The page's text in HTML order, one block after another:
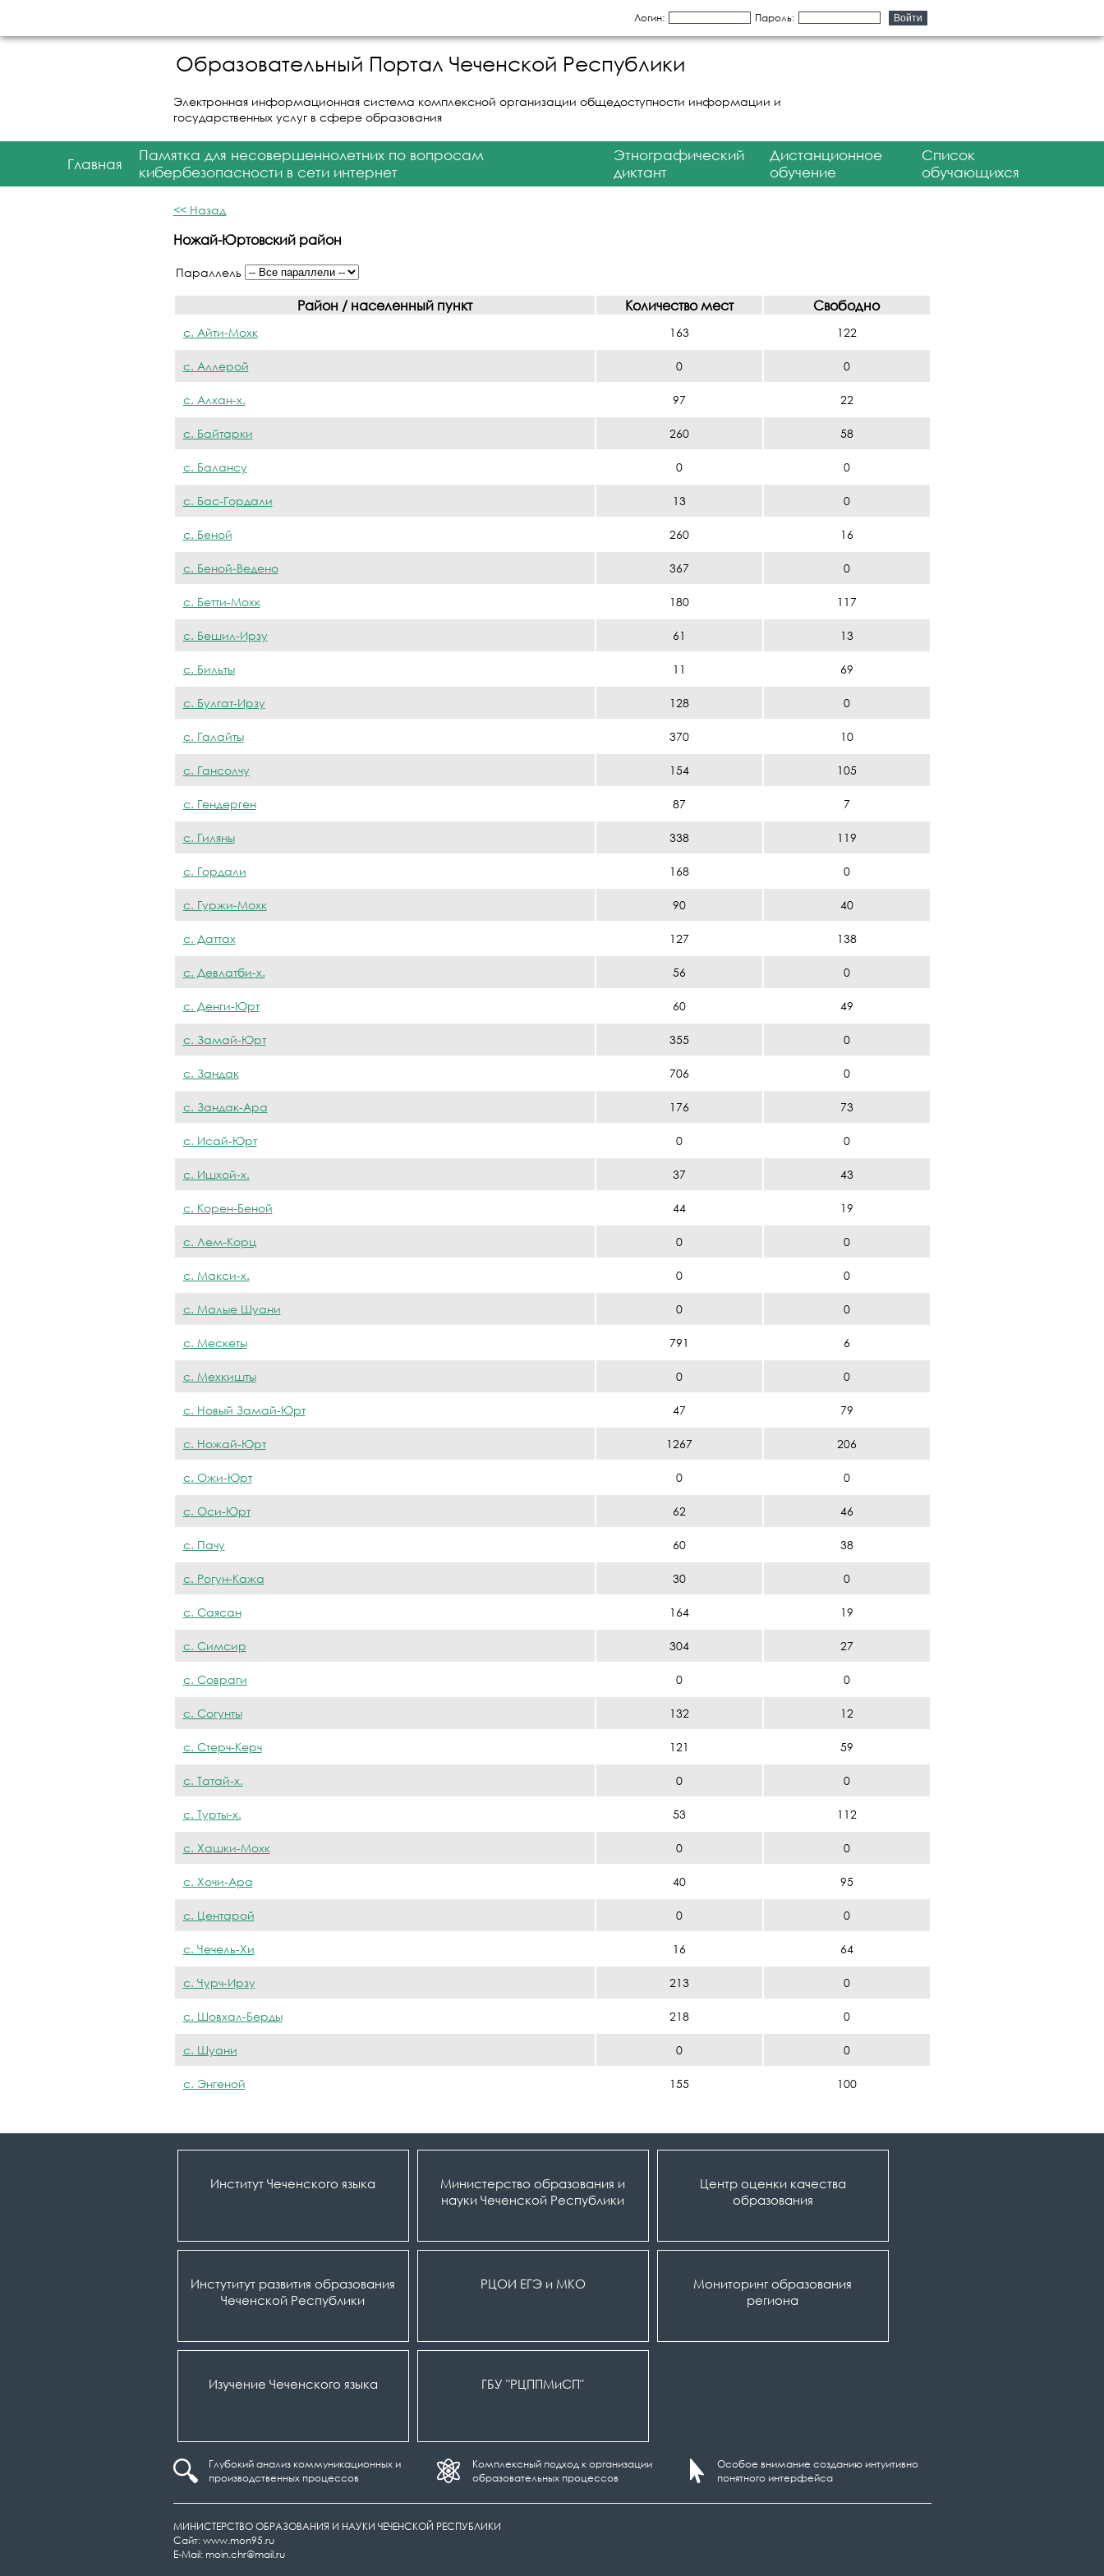
Логин: Пароль:
Образовательный Портал Чеченской Республики
Электронная информационная система комплексной организации общедоступности информации и
государственных услуг в сфере образования
Главная
Памятка для несовершеннолетних по вопросам
кибербезопасности в сети интернет
Этнографический
диктант
Дистанционное
обучение
Список
обучающихся
<< Назад
Ножай-Юртовский район
Параллель
Район / населенный пункт Количество мест Свободно
с. Айти-Мохк 163 122
с. Аллерой 0 0
с. Алхан-х. 97 22
с. Байтарки 260 58
с. Балансу 0 0
с. Бас-Гордали 13 0
с. Беной 260 16
с. Беной-Ведено 367 0
с. Бетти-Мохк 180 117
с. Бешил-Ирзу 61 13
с. Бильты 11 69
с. Булгат-Ирзу 128 0
с. Галайты 370 10
с. Гансолчу 154 105
с. Гендерген 87 7
с. Гиляны 338 119
с. Гордали 168 0
с. Гуржи-Мохк 90 40
с. Даттах 127 138
с. Девлатби-х. 56 0
с. Денги-Юрт 60 49
с. Замай-Юрт 355 0
с. Зандак 706 0
с. Зандак-Ара 176 73
с. Исай-Юрт 0 0
с. Ишхой-х. 37 43
с. Корен-Беной 44 19
с. Лем-Корц 0 0
с. Макси-х. 0 0
с. Малые Шуани 0 0
с. Мескеты 791 6
с. Мехкишты 0 0
с. Новый Замай-Юрт 47 79
с. Ножай-Юрт 1267 206
с. Ожи-Юрт 0 0
с. Оси-Юрт 62 46
с. Пачу 60 38
с. Рогун-Кажа 30 0
с. Саясан 164 19
с. Симсир 304 27
с. Совраги 0 0
с. Согунты 132 12
с. Стерч-Керч 121 59
с. Татай-х. 0 0
с. Турты-х. 53 112
с. Хашки-Мохк 0 0
с. Хочи-Ара 40 95
с. Центарой 0 0
с. Чечель-Хи 16 64
с. Чурч-Ирзу 213 0
с. Шовхал-Берды 218 0
с. Шуани 0 0
с. Энгеной 155 100
Институт Чеченского языка
Министерство образования и
науки Чеченской Республики
Центр оценки качества
образования
Инстутитут развития образования
Чеченской Республики
РЦОИ ЕГЭ и МКО
Мониторинг образования
региона
Изучение Чеченского языка ГБУ "РЦППМиСП"
Глубокий анализ коммуникационных и
производственных процессов
Комплексный подход к организации
образовательных процессов
Особое внимание созданию интуитивно
понятного интерфейса
МИНИСТЕРСТВО ОБРАЗОВАНИЯ И НАУКИ ЧЕЧЕНСКОЙ РЕСПУБЛИКИ
Сайт: www.mon95.ru
E-Mail: moin.chr@mail.ru